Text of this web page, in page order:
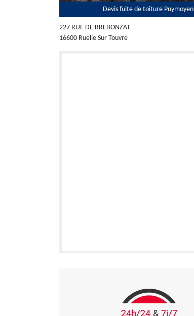
Devis fuite de toiture Puymoyen
227 RUE DE BREBONZAT
16600 Ruelle Sur Touvre